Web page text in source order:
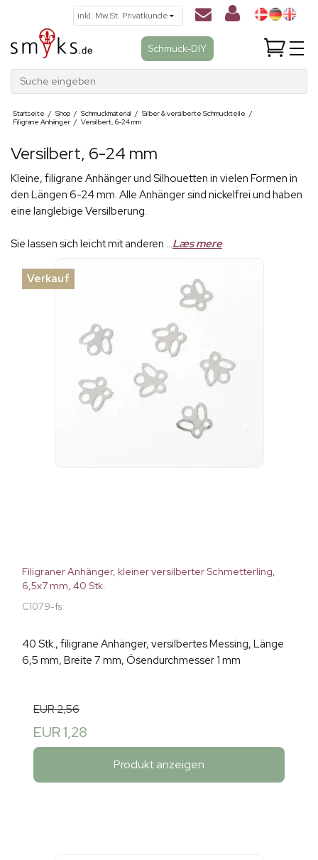
Schmuck-DIY
Suche eingeben
Startseite / Shop / Schmuckmaterial / Silber & versilberte Schmuckteile /
Filigrane Anhänger / Versilbert, 6-24 mm
Versilbert, 6-24 mm
Kleine, filigrane Anhänger und Silhouetten in vielen Formen in
den Längen 6-24 mm. Alle Anhänger sind nickelfrei und haben
eine langlebige Versilberung.
Sie lassen sich leicht mit anderen ...Læs mere
Verkauf
Filigraner Anhänger, kleiner versilberter Schmetterling,
6,5x7 mm, 40 Stk.
C1079-fs
40 Stk., filigrane Anhänger, versilbertes Messing, Länge
6,5 mm, Breite 7 mm, Ösendurchmesser 1 mm
EUR 2,56
EUR 1,28
Produkt anzeigen